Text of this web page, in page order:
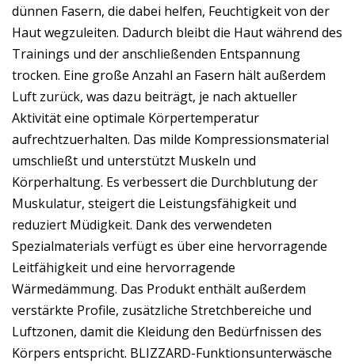
dünnen Fasern, die dabei helfen, Feuchtigkeit von der
Haut wegzuleiten. Dadurch bleibt die Haut während des
Trainings und der anschließenden Entspannung
trocken. Eine große Anzahl an Fasern hält außerdem
Luft zurück, was dazu beiträgt, je nach aktueller
Aktivität eine optimale Körpertemperatur
aufrechtzuerhalten. Das milde Kompressionsmaterial
umschließt und unterstützt Muskeln und
Körperhaltung. Es verbessert die Durchblutung der
Muskulatur, steigert die Leistungsfähigkeit und
reduziert Müdigkeit. Dank des verwendeten
Spezialmaterials verfügt es über eine hervorragende
Leitfähigkeit und eine hervorragende
Wärmedämmung. Das Produkt enthält außerdem
verstärkte Profile, zusätzliche Stretchbereiche und
Luftzonen, damit die Kleidung den Bedürfnissen des
Körpers entspricht. BLIZZARD-Funktionsunterwäsche